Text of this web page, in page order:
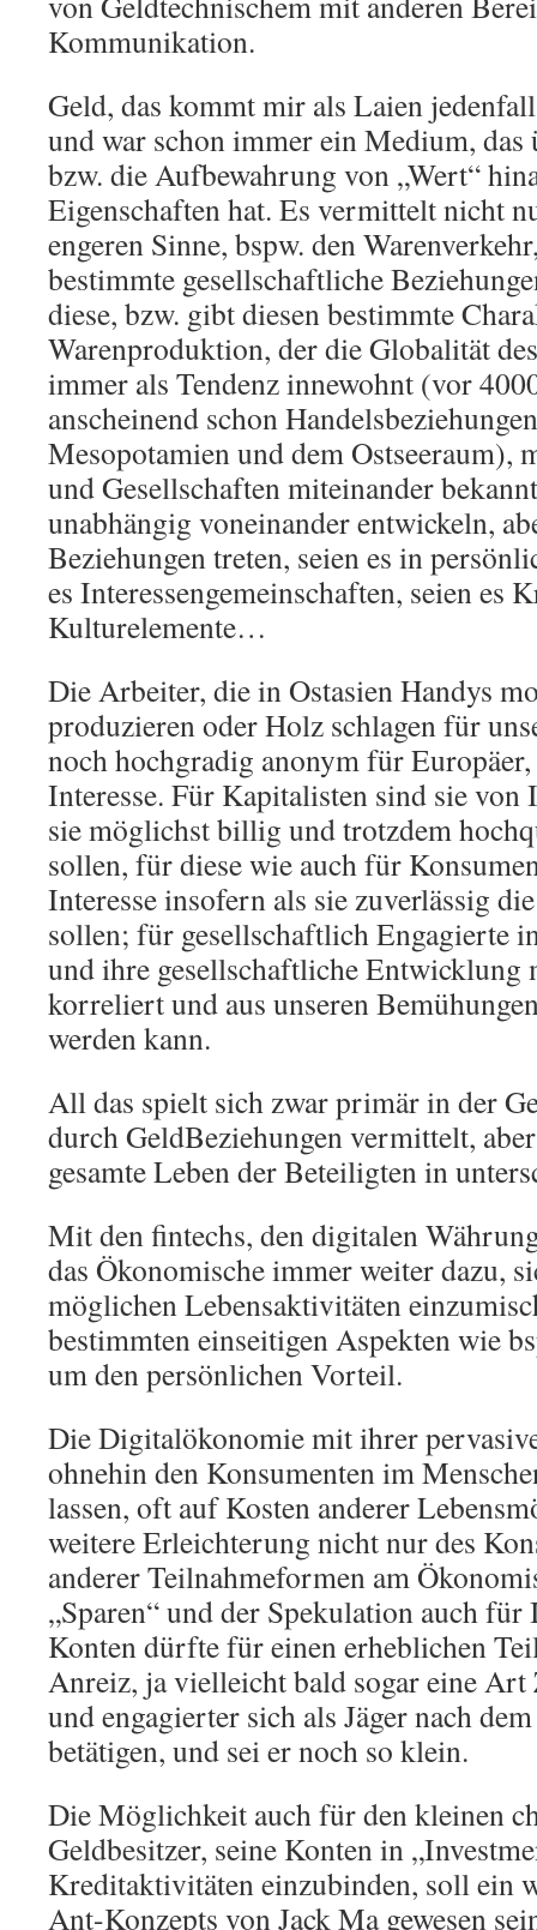
Kommunikation.
Geld, das kommt mir als Laien
und war schon immer ein Medium, das
bzw. die Aufbewahrung von „Wert“
Eigenschaften hat. Es vermittelt nicht
engeren Sinne, bspw. den
bestimmte gesellschaftliche
diese, bzw. gibt diesen bestimmte
Warenproduktion, der die Globalität
immer als Tendenz innewohnt (vor
anscheinend schon
Mesopotamien und dem Ostseeraum),
und Gesellschaften miteinander
unabhängig voneinander entwickeln,
Beziehungen treten, seien es in
es Interessengemeinschaften, seien es
Kulturelemente…
Die Arbeiter, die in Ostasien Handys
produzieren oder Holz schlagen für
noch hochgradig anonym für
Interesse. Für Kapitalisten sind sie von
sie möglichst billig und trotzdem
sollen, für diese wie auch für
Interesse insofern als sie zuverlässig
sollen; für gesellschaftlich Engagierte
und ihre gesellschaftliche Entwicklung
korreliert und aus unseren
werden kann.
All das spielt sich zwar primär in der
durch GeldBeziehungen vermittelt,
gesamte Leben der Beteiligten in
Mit den fintechs, den digitalen
das Ökonomische immer weiter dazu,
möglichen Lebensaktivitäten
bestimmten einseitigen Aspekten wie
um den persönlichen Vorteil.
Die Digitalökonomie mit ihrer
ohnehin den Konsumenten im
lassen, oft auf Kosten anderer
weitere Erleichterung nicht nur des
anderer Teilnahmeformen am
„Sparen“ und der Spekulation auch für
Konten dürfte für einen erheblichen
Anreiz, ja vielleicht bald sogar eine
und engagierter sich als Jäger nach
betätigen, und sei er noch so klein.
Die Möglichkeit auch für den kleinen
Geldbesitzer, seine Konten in
Kreditaktivitäten einzubinden, soll ein
Ant-Konzepts von Jack Ma gewesen